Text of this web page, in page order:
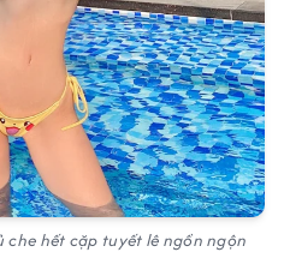
che hết cặp tuyết lê ngồn ngộn